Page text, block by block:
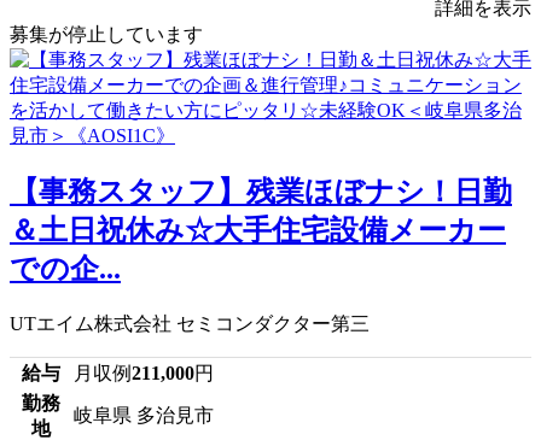
詳細を表示
募集が停止しています
【事務スタッフ】残業ほぼナシ！日勤
＆土日祝休み☆大手住宅設備メーカー
での企...
UTエイム株式会社 セミコンダクター第三
給与 月収例211,000円
勤務
地
岐阜県 多治見市